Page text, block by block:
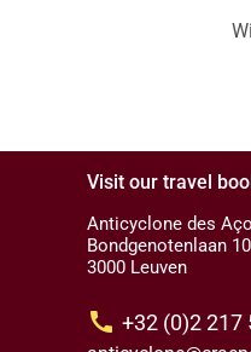
Visit our travel
Anticyclone des
Bondgenotenlaan
3000 Leuven
call +32 (0)2 217